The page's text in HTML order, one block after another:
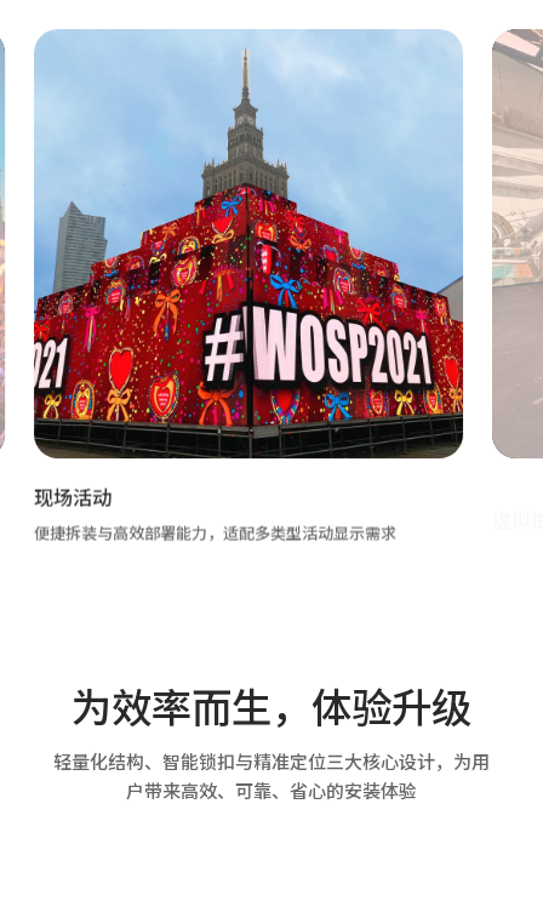
虚拟拍摄
天幕屏满足摄影机视角与实时渲染要求，保障画面高还原
为效率而生，体验升级
轻量化结构、智能锁扣与精准定位三大核心设计，为用
户带来高效、可靠、省心的安装体验